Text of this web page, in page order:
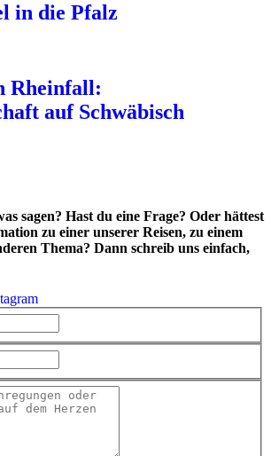
in die Pfalz
Rheinfall:
auf Schwäbisch
sagen? Hast du eine Frage? Oder hättest
zu einer unserer Reisen, zu einem
Thema? Dann schreib uns einfach,